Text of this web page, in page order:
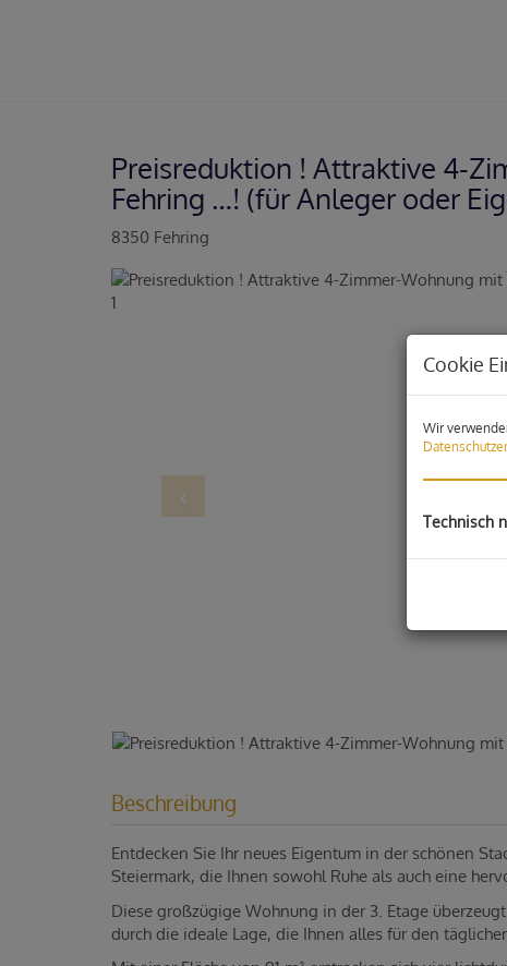
Preisreduktion ! Attraktive 4-
Fehring …! (für Anleger oder
8350 Fehring
Beschreibung
Entdecken Sie Ihr neues Eigentum in der schönen
Steiermark, die Ihnen sowohl Ruhe als auch eine
Diese großzügige Wohnung in der 3. Etage
durch die ideale Lage, die Ihnen alles für den
Cookie
Wir
Technisch